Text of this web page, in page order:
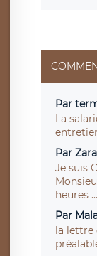
Par
La
Par
Je suis
heures ...
Par
la lettre